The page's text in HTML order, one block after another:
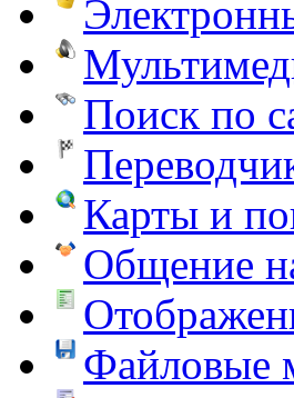
Поиск по
Карты и
Общение
Файловые